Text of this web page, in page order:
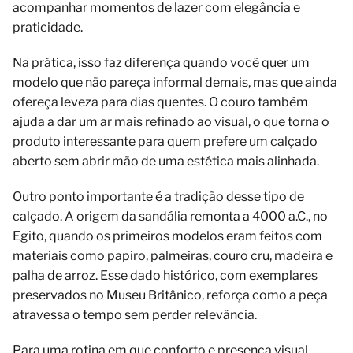
acompanhar momentos de lazer com elegância e
praticidade.
Na prática, isso faz diferença quando você quer um
modelo que não pareça informal demais, mas que ainda
ofereça leveza para dias quentes. O couro também
ajuda a dar um ar mais refinado ao visual, o que torna o
produto interessante para quem prefere um calçado
aberto sem abrir mão de uma estética mais alinhada.
Outro ponto importante é a tradição desse tipo de
calçado. A origem da sandália remonta a 4000 a.C., no
Egito, quando os primeiros modelos eram feitos com
materiais como papiro, palmeiras, couro cru, madeira e
palha de arroz. Esse dado histórico, com exemplares
preservados no Museu Britânico, reforça como a peça
atravessa o tempo sem perder relevância.